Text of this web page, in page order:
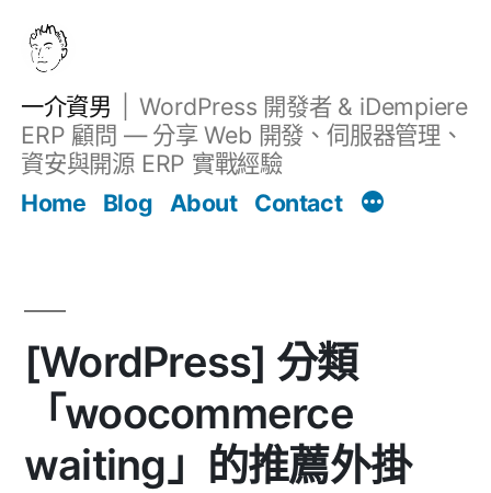
一介資男
WordPress 開發者 & iDempiere
ERP 顧問 — 分享 Web 開發、伺服器管理、
資安與開源 ERP 實戰經驗
Home
Blog About Contact
[WordPress] 分類
「woocommerce
waiting」的推薦外掛
文章